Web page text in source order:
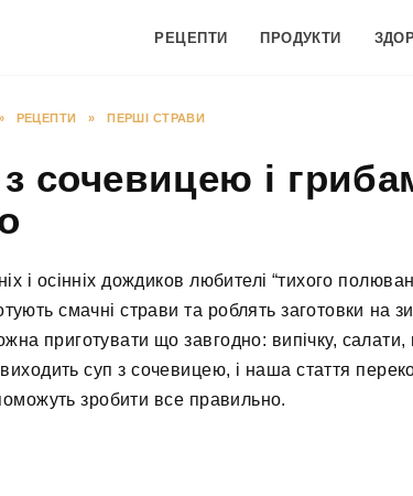
РЕЦЕПТИ ПРОДУКТИ
РЕЦЕПТИ » ПЕРШІ СТРАВИ
сочевицею і
і осінніх дождиков любителі “тихого
смачні страви та роблять заготовки на
приготувати що завгодно: випічку, салати,
суп з сочевицею, і наша стаття
зробити все правильно.